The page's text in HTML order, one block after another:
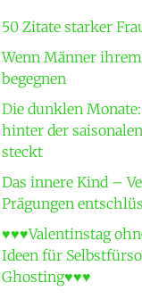
50 Zitate starker
Wenn Männer
begegnen
Die dunklen
hinter der
steckt
Das innere Kind –
Prägungen
♥♥♥Valentinstag
Ideen für
Ghosting♥♥♥